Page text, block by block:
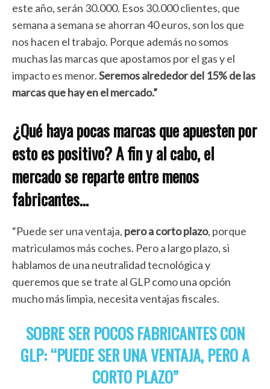
este año, serán 30.000. Esos 30.000 clientes, que
semana a semana se ahorran 40 euros, son los que
nos hacen el trabajo. Porque además no somos
muchas las marcas que apostamos por el gas y el
impacto es menor.Seremos alrededor del 15% de las
marcas que hay en el mercado.”
¿Qué haya pocas marcas que apuesten por
esto es positivo? A fin y al cabo, el
mercado se reparte entre menos
fabricantes…
“Puede ser una ventaja, pero a corto plazo, porque
matriculamos más coches. Pero a largo plazo, si
hablamos de una neutralidad tecnológica y
queremos que se trate al GLP como una opción
mucho más limpia, necesita ventajas fiscales.
SOBRE SER POCOS FABRICANTES CON
GLP: “PUEDE SER UNA VENTAJA, PERO A
CORTO PLAZO”